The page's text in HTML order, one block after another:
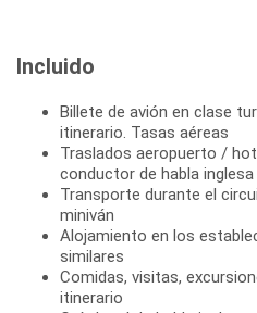
Incluido
Billete de avión en clase
itinerario. Tasas aéreas
Traslados aeropuerto /
conductor de habla inglesa
Transporte durante el
miniván
Alojamiento en los
similares
Comidas, visitas,
itinerario